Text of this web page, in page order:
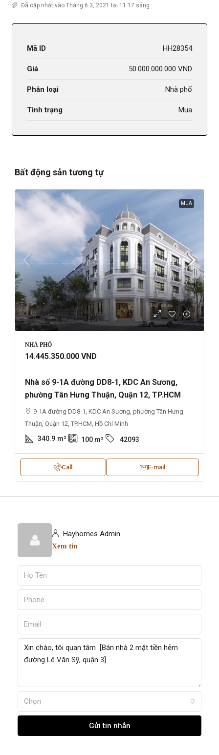
Đã cập nhật vào Tháng 6 3, 2021 tại 11:17 sáng
Mã ID HH28354
Giá 50.000.000.000 VND
Phân loại Nhà phố
Tình trạng Mua
Bất động sản tương tự
MUA
NHÀ PHỐ
14.445.350.000 VND
Nhà số 9-1A đường DD8-1, KDC An Sương,
phường Tân Hưng Thuận, Quận 12, TP.HCM
9-1A đường DD8-1, KDC An Sương, phường Tân Hưng
Thuận, Quận 12, TP.HCM, Hồ Chí Minh
340.9 m² 100 m² 42093
Call E-mail
Hayhomes Admin
Xem tin
Chọn
Gửi tin nhắn